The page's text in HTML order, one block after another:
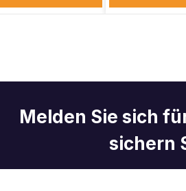
Melden Sie sich
sichern